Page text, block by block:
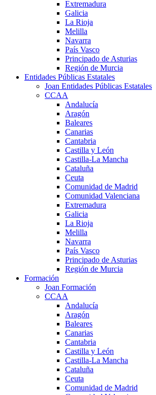
Extremadura
Galicia
La Rioja
Melilla
Navarra
País Vasco
Principado de Asturias
Región de Murcia
Entidades Públicas Estatales
Joan Entidades Públicas Estatales
CCAA
Andalucía
Aragón
Baleares
Canarias
Cantabria
Castilla y León
Castilla-La Mancha
Cataluña
Ceuta
Comunidad de Madrid
Comunidad Valenciana
Extremadura
Galicia
La Rioja
Melilla
Navarra
País Vasco
Principado de Asturias
Región de Murcia
Formación
Joan Formación
CCAA
Andalucía
Aragón
Baleares
Canarias
Cantabria
Castilla y León
Castilla-La Mancha
Cataluña
Ceuta
Comunidad de Madrid